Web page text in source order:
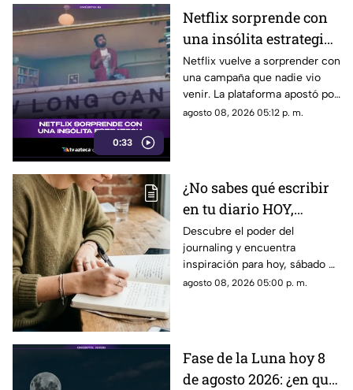
0:33
Netflix sorprende con
una insólita estrategia
para promocionar su
nuevo thriller
Netflix vuelve a sorprender con
una campaña que nadie vio
venir. La plataforma apostó por
una estrategia tan inusual
Descubre todos los detalles.
agosto 08, 2026 05:12 p. m.
¿No sabes qué escribir
en tu diario HOY,
sábado 8 de junio de
2026? Usa este journal
prompt
Descubre el poder del
journaling y encuentra
inspiración para hoy, sábado 8
de junio de 2026. Un prompt
agosto 08, 2026 05:00 p. m.
Fase de la Luna hoy 8
de agosto 2026: ¿en qué